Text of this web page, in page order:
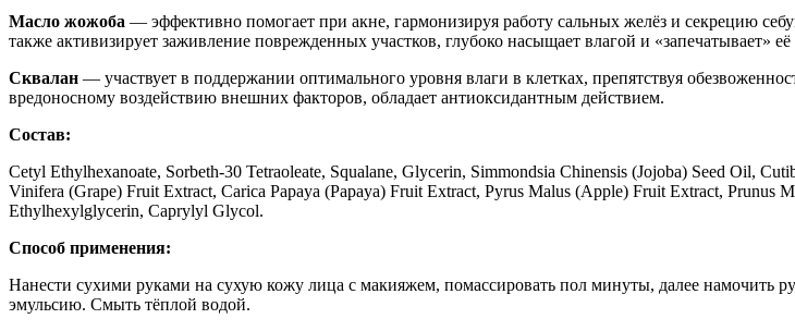
Масло жожоба — эффективно помогает при акне, гармонизируя работу сальных желёз и секрецию
также активизирует заживление поврежденных участков, глубоко насыщает влагой и «запечатывает»
Сквалан — участвует в поддержании оптимального уровня влаги в клетках, препятствуя
вредоносному воздействию внешних факторов, обладает антиоксидантным действием.
Состав:
Cetyl Ethylhexanoate, Sorbeth-30 Tetraoleate, Squalane, Glycerin, Simmondsia Chinensis (Jojoba) Seed Oil,
Vinifera (Grape) Fruit Extract, Carica Papaya (Papaya) Fruit Extract, Pyrus Malus (Apple) Fruit Extract,
Ethylhexylglycerin, Caprylyl Glycol.
Способ применения:
Нанести сухими руками на сухую кожу лица с макияжем, помассировать пол минуты, далее намочить
эмульсию. Смыть тёплой водой.